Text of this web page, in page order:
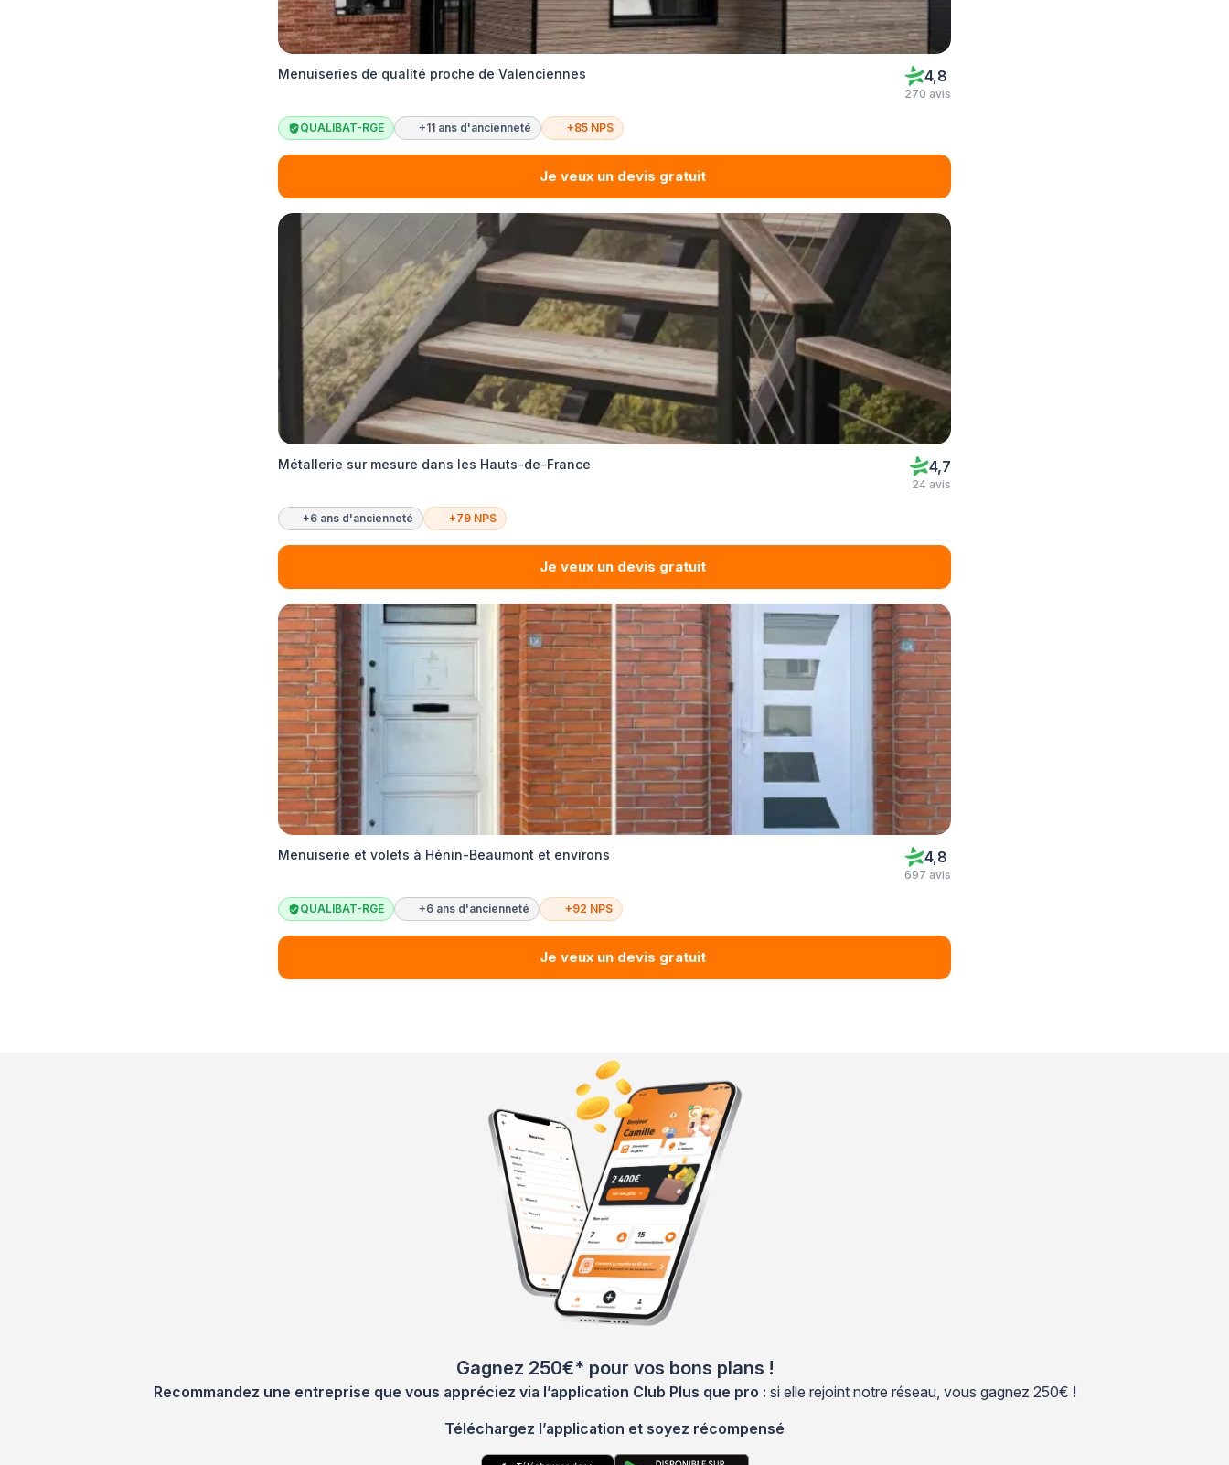
Menuiseries de qualité proche de Valenciennes 4,8
270 avis
QUALIBAT-RGE +11 ans d'ancienneté +85 NPS
Je veux un devis gratuit
Métallerie sur mesure dans les Hauts-de-France 4,7
24 avis
+6 ans d'ancienneté +79 NPS
Je veux un devis gratuit
Menuiserie et volets à Hénin-Beaumont et environs 4,8
697 avis
QUALIBAT-RGE +6 ans d'ancienneté +92 NPS
Je veux un devis gratuit
Gagnez 250€* pour vos bons plans !
Recommandez une entreprise que vous appréciez via l’application Club Plus que pro : si elle rejoint notre réseau, vous gagnez 250€ !
Téléchargez l’application et soyez récompensé